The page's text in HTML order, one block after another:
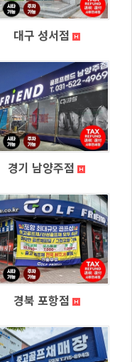
대구 성서점
경기 남양주점
경북 포항점